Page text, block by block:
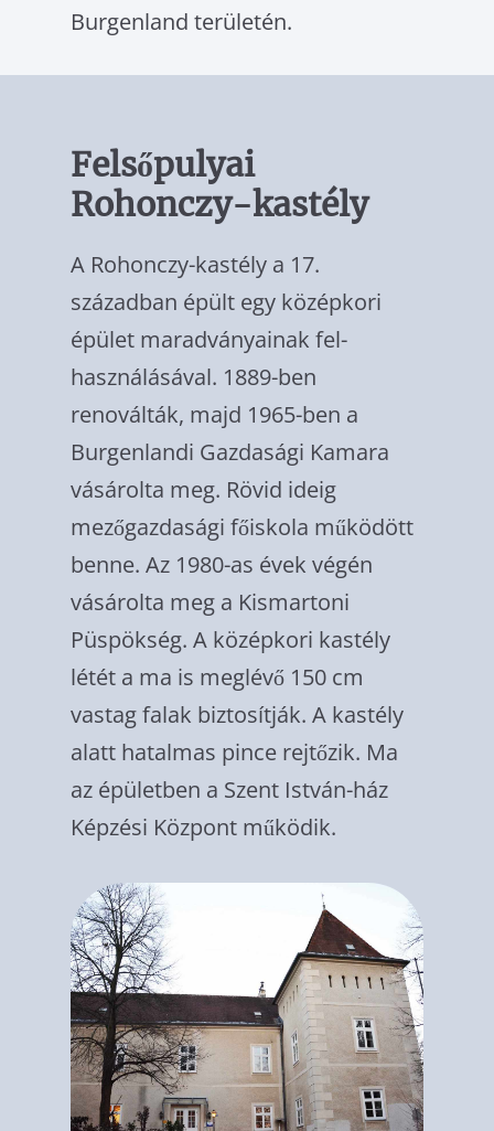
Burgenland terüle­tén.
Felsőpulyai
Rohonczy-kastély
A Rohonczy-kastély a 17.
században épült egy középkori
épület maradványainak fel­
használásával. 1889-ben
renoválták, majd 1965-ben a
Burgenlandi Gazdasági Kamara
vásárolta meg. Rövid ideig
mezőgazdasági főiskola működött
benne. Az 1980-as évek végén
vásárolta meg a Kismartoni
Püspök­ség. A középkori kastély
létét a ma is meglé­vő 150 cm
vastag falak biztosítják. A kastély
alatt hatalmas pince rejtőzik. Ma
az épület­ben a Szent István-ház
Képzési Központ mű­ködik.